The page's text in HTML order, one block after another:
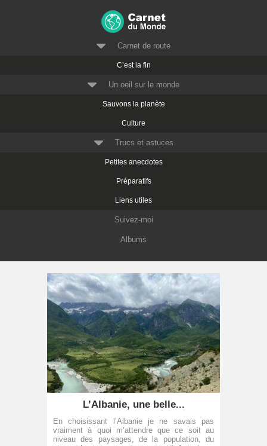
Carnet de route
C’est la fin
Un oeil sur le monde
Sauvons la planète
Culture
Trucs et astuces
Petites anecdotes
Préparatifs
Liens utiles
Suivez-moi
Albums
L’Albanie, une belle...
En choisissant l’Albanie je ne savais pas
vraiment à quoi m’attendre que ce soit au
niveau des paysages, de la population, du